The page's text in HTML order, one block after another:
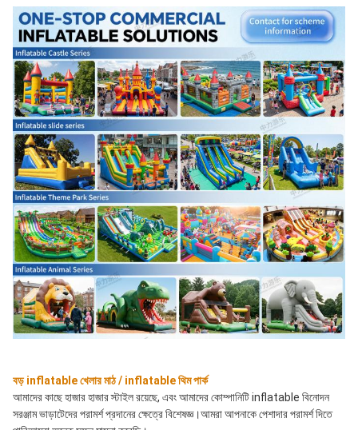
বড় inflatable খেলার মাঠ / inflatable থিম পার্ক
আমাদের কাছে হাজার হাজার স্টাইল রয়েছে, এবং আমাদের কোম্পানিটি inflatable বিনোদন
সরঞ্জাম ভাড়াটেদের পরামর্শ প্রদানের ক্ষেত্রে বিশেষজ্ঞ।আমরা আপনাকে পেশাদার পরামর্শ দিতে